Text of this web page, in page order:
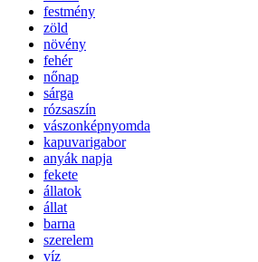
festmény
zöld
növény
fehér
nőnap
sárga
rózsaszín
vászonképnyomda
kapuvarigabor
anyák napja
fekete
állatok
állat
barna
szerelem
víz